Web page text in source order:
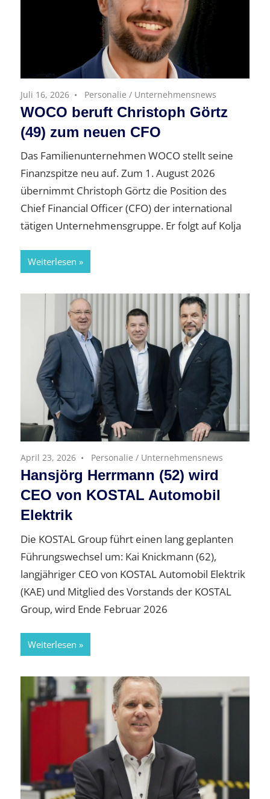
Juli 16, 2026 Personalie / Unternehmensnews
WOCO beruft Christoph Görtz
(49) zum neuen CFO
Das Familienunternehmen WOCO stellt seine
Finanzspitze neu auf. Zum 1. August 2026
übernimmt Christoph Görtz die Position des
Chief Financial Officer (CFO) der international
tätigen Unternehmensgruppe. Er folgt auf Kolja
Weiterlesen
April 23, 2026 Personalie / Unternehmensnews
Hansjörg Herrmann (52) wird
CEO von KOSTAL Automobil
Elektrik
Die KOSTAL Group führt einen lang geplanten
Führungswechsel um: Kai Knickmann (62),
langjähriger CEO von KOSTAL Automobil Elektrik
(KAE) und Mitglied des Vorstands der KOSTAL
Group, wird Ende Februar 2026
Weiterlesen